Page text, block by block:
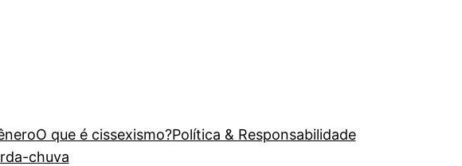
O que é cissexismo?Política & Responsabilidade
chuva